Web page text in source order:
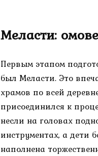
Меласти:
Первым этапом
был Меласти. Это
храмов по всей
присоединился к
несли на головах
инструментах, а дети
наполнена